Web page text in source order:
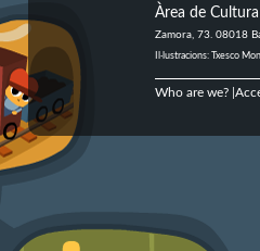
Àrea de
Zamora, 73. 08018
Il·lustracions: Txesco
Who are we?|